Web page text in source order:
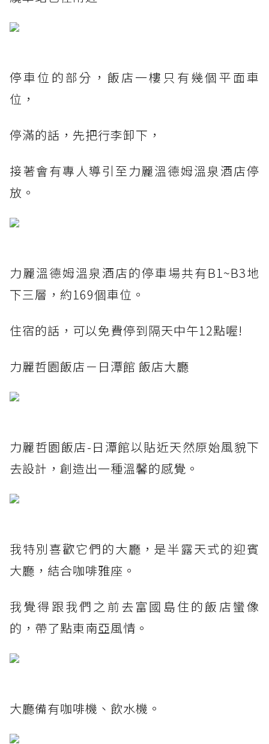
停車位的部分，飯店一樓只有幾個平面車
位，
停滿的話，先把行李卸下，
接著會有專人導引至力麗溫德姆溫泉酒店停
放。
力麗溫德姆溫泉酒店的停車場共有B1~B3地
下三層，約169個車位。
住宿的話，可以免費停到隔天中午12點喔!
力麗哲園飯店－日潭館 飯店大廳
力麗哲園飯店-日潭館以貼近天然原始風貌下
去設計，創造出一種溫馨的感覺。
我特別喜歡它們的大廳，是半露天式的迎賓
大廳，結合咖啡雅座。
我覺得跟我們之前去富國島住的飯店蠻像
的，帶了點東南亞風情。
大廳備有咖啡機、飲水機。